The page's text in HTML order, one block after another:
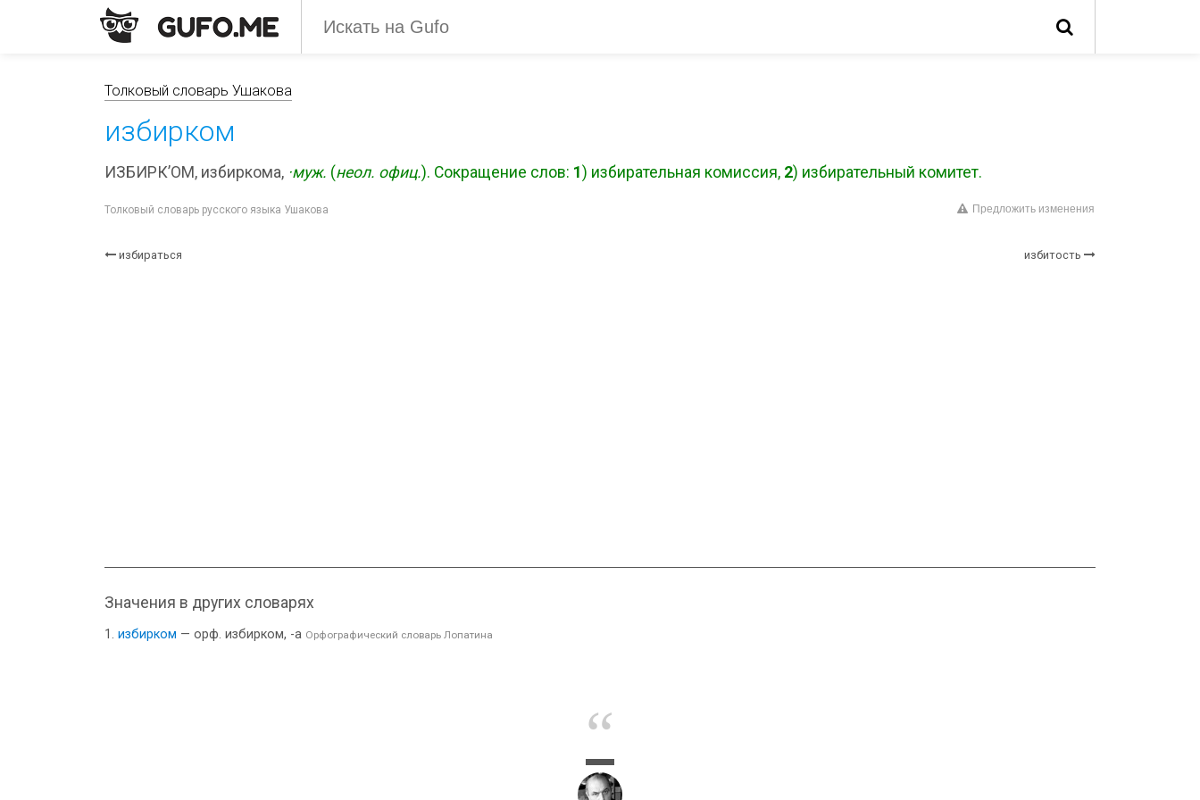
Толковый словарь Ушакова
избирком
ИЗБИРК’ОМ, избиркома, ·муж. (неол. офиц.). Сокращение слов: 1 ) избирательная комиссия, 2) избирательный комитет.
Толковый словарь русского языка Ушакова Предложить изменения
избираться избитость
Значения в других словарях
избирком — орф. избирком, -а Орфографический словарь Лопатина